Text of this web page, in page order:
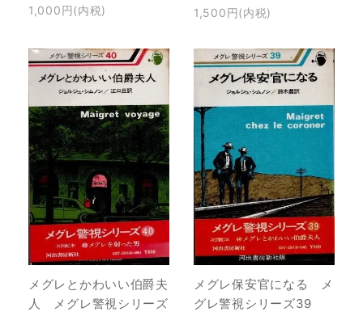
1,000円(内税) 1,500円(内税)
メグレとかわいい伯爵夫
人 メグレ警視シリーズ
メグレ保安官になる メ
グレ警視シリーズ39